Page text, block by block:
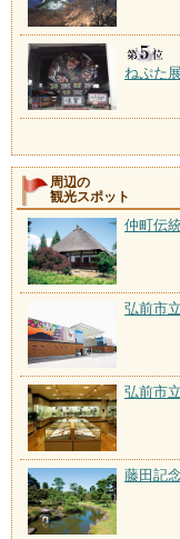
ねぷた
周辺の
観光スポット
仲町伝
弘前市
弘前市
藤田記